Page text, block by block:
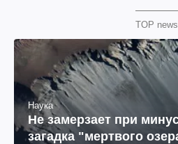
TOP news
Наука
Не замерзает при
загадка "мертвого